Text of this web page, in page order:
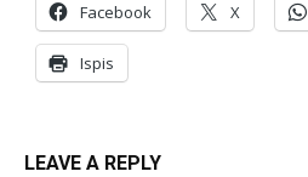
Facebook X
Ispis
LEAVE A REPLY